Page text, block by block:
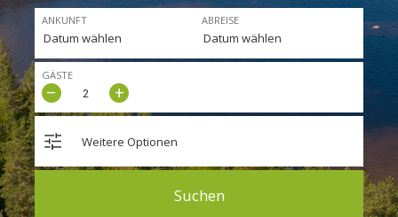
ANKUNFT ABREISE
GÄSTE
– +
Weitere Optionen
Suchen